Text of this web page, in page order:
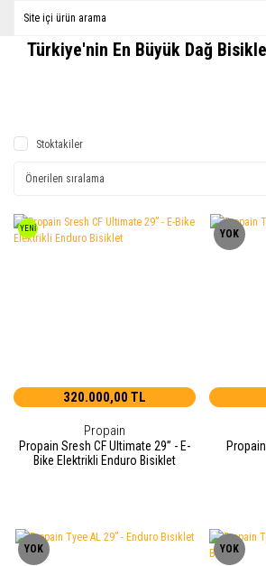
Türkiye'nin En Büyük Dağ
Stoktakiler
YENİ
320.000,00 TL
Propain
Propain Sresh CF Ultimate 29” - E-
Bike Elektrikli Enduro Bisiklet
YOK
YOK YOK